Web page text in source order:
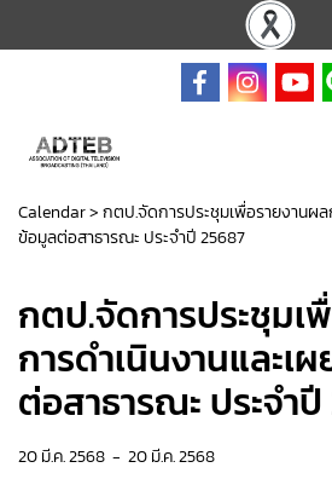
Calendar>กตป.จัดการประชุมเพื่อรายงานผล
ข้อมูลต่อสาธารณะ ประจำปี 25687
กตป.จัดการประชุมเ
การดำเนินงานและเ
ต่อสาธารณะ ประจำ
20 มี.ค. 2568 - 20 มี.ค. 2568